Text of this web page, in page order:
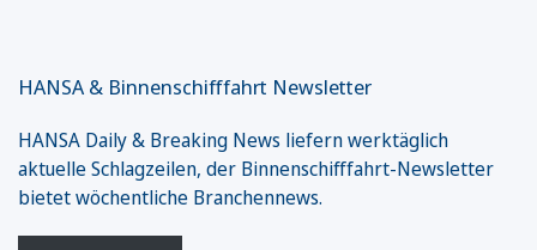
HANSA & Binnenschifffahrt Newsletter
HANSA Daily & Breaking News liefern werktäglich
aktuelle Schlagzeilen, der Binnenschifffahrt-Newsletter
bietet wöchentliche Branchennews.